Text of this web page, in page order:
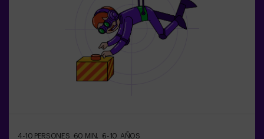
4-10 PERSONES 60 MIN. 6-10 AÑOS